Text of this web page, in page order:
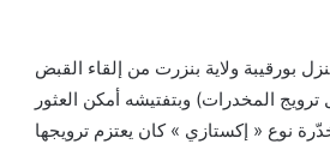
بمنزل بورقيبة ولاية بنزرت من إلقاء القبض
ترويج المخدرات) وبتفتيشه أمكن العثور